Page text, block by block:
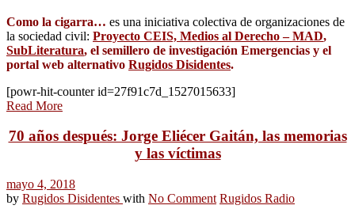
Como la cigarra… es una iniciativa colectiva de organizaciones de
la sociedad civil: Proyecto CEIS, Medios al Derecho – MAD,
SubLiteratura, el semillero de investigación Emergencias y el
portal web alternativo Rugidos Disidentes.
[powr-hit-counter id=27f91c7d_1527015633]
Read More
70 años después: Jorge Eliécer Gaitán, las memorias
y las víctimas
mayo 4, 2018
by Rugidos Disidentes with No Comment Rugidos Radio